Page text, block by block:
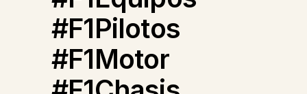
#F1Pilotos
#F1Motor